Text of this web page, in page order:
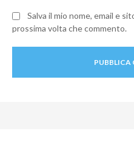
Salva il mio nome, email e
prossima volta che commento.